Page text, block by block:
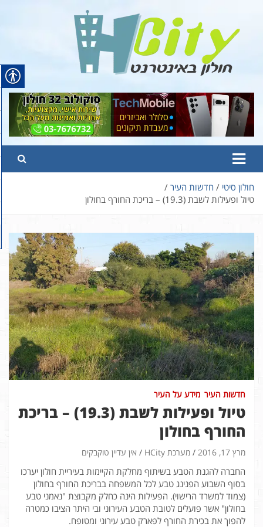
content
Hcity – חולון באינטרנט
פורטל החדשות והמידע של חולון
חולון סיטי
חדשות העיר
טיול ופעילות לשבת (19.3) – בריכת החורף בחולון
חדשות העיר מידע על העיר
טיול ופעילות לשבת (19.3) – בריכת
החורף בחולון
מרץ 17, 2016 מערכת HCity אין עדיין טוקבקים
החברה להגנת הטבע בשיתוף מחלקת הקיימות בעיריית חולון יערכו
בסוף השבוע הפנינג טבע לכל המשפחה בבריכת החורף בחולון
(צמוד למשרד הרישוי). הפעילות הינה כחלק מקבוצת "נאמני טבע
בחולון" אשר פועלים לטובת הטבע העירוני ובי היתר הציבו כמטרה
להפוך את בכירת החורף לפארק טבע עירוני ומטופח.